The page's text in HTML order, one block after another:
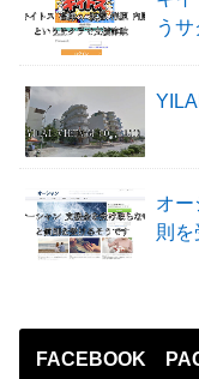
う
オー
則を
FACEBOOK